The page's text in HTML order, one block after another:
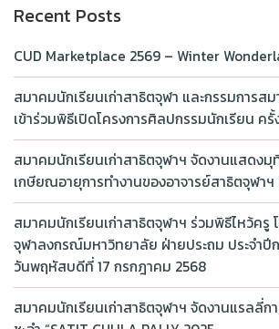
Recent Posts
CUD Marketplace 2569 – Winter
สมาคมนักเรียนเก่าสาธิตจุฬา และกรรมการส
เข้าร่วมพิธีเปิดโครงการศิลปกรรมนักเรียน ครั้
สมาคมนักเรียนเก่าสาธิตจุฬาฯ จัดงานแสดงมุ
เกษียณอายุการทำงานของอาจารย์สาธิตจุฬาฯ
สมาคมนักเรียนเก่าสาธิตจุฬาฯ ร่วมพิธีไหว้ครู
จุฬาลงกรณ์มหาวิทยาลัย ฝ่ายประถม ประจำปี
วันพฤหัสบดีที่ 17 กรกฎาคม 2568
สมาคมนักเรียนเก่าสาธิตจุฬาฯ จัดงานแรลลี่ก